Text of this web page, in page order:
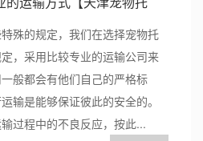
殊的规定，我们在选择宠物托
，采用比较专业的运输公司来
般都会有他们自己的严格标
输是能够保证彼此的安全的。
过程中的不良反应，按此...